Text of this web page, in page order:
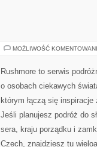
MOŻLIWOŚĆ
Rushmore to serwis
o osobach ciekawych
którym łączą się
Jeśli planujesz podróż do
sera, kraju porządku i
Czech, znajdziesz tu